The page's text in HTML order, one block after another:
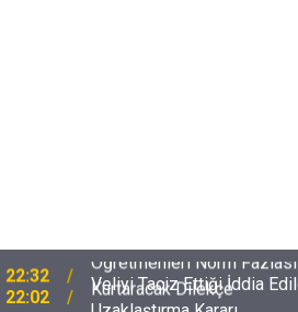
22:02
Veliyi Taciz Ettiği İddia
Uzaklaştırma Kararı